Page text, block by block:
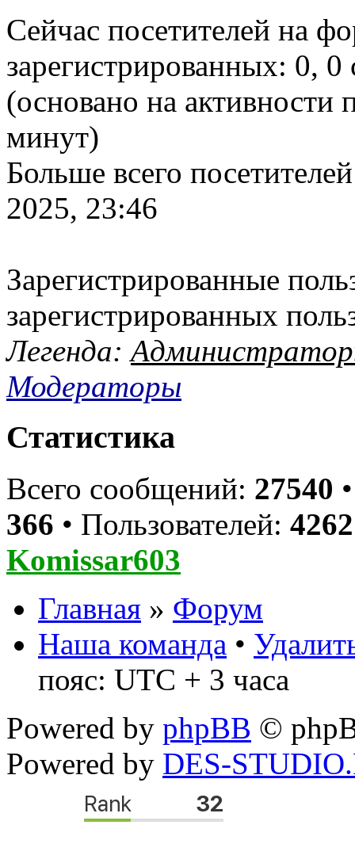
Сейчас посетителей на
зарегистрированных: 0,
(основано на активности
минут)
Больше всего
2025, 23:46
Зарегистрированные
зарегистрированных
Легенда:
Модераторы
Статистика
Всего сообщений: 27540
366 • Пользователей: 4262
Komissar603
Главная » Форум
Наша команда •
пояс: UTC + 3 часа
Powered by phpBB ©
Powered by DES-